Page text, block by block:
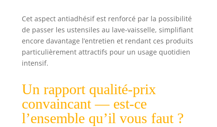
stockage un
problème du
passé. Ultra-anti-
adhésif : obtenez
aliments et
nettoyez
rapidement avec
le revêtement
Cet aspect antiadhésif est renforcé par la possibilité
de passer les ustensiles au lave-vaisselle, simplifiant
encore davantage l’entretien et rendant ces produits
particulièrement attractifs pour un usage quotidien
intensif.
Un rapport qualité-prix
convaincant — est-ce
l’ensemble qu’il vous faut ?